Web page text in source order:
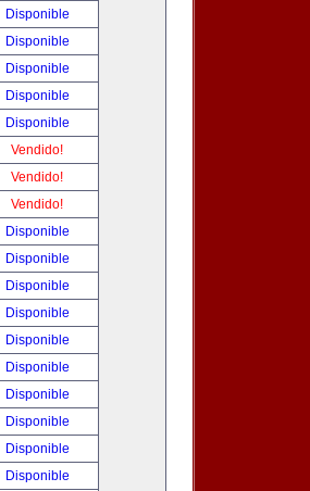
Disponible
Disponible
Disponible
Disponible
Disponible
Vendido!
Vendido!
Vendido!
Disponible
Disponible
Disponible
Disponible
Disponible
Disponible
Disponible
Disponible
Disponible
Disponible